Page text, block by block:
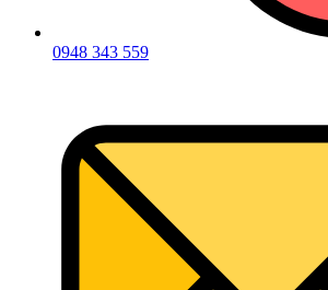
0948 343 559